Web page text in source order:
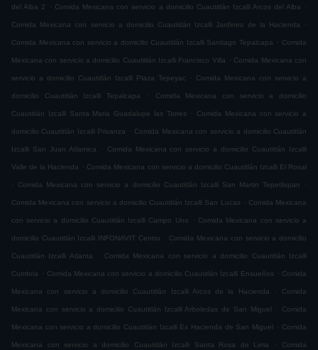
del Alba 2 . Comida Mexicana con servicio a domicilio Cuautitlán Izcalli Arcos del Alba .
Comida Mexicana con servicio a domicilio Cuautitlán Izcalli Jardines de la Hacienda .
Comida Mexicana con servicio a domicilio Cuautitlán Izcalli Santiago Tepalcapa . Comida
Mexicana con servicio a domicilio Cuautitlán Izcalli Francisco Villa . Comida Mexicana con
servicio a domicilio Cuautitlán Izcalli Plaza Tepeyac . Comida Mexicana con servicio a
domicilio Cuautitlán Izcalli Tepalcapa . Comida Mexicana con servicio a domicilio
Cuautitlán Izcalli Santa Maria Guadalupe las Torres . Comida Mexicana con servicio a
domicilio Cuautitlán Izcalli Privanza . Comida Mexicana con servicio a domicilio Cuautitlán
Izcalli San Juan Atlamica . Comida Mexicana con servicio a domicilio Cuautitlán Izcalli
Valle de la Hacienda . Comida Mexicana con servicio a domicilio Cuautitlán Izcalli El Rosal
.
Comida Mexicana con servicio a domicilio Cuautitlán Izcalli San Martin Tepetlixpan .
Comida Mexicana con servicio a domicilio Cuautitlán Izcalli San Lucas . Comida Mexicana
con servicio a domicilio Cuautitlán Izcalli Campo Uno . Comida Mexicana con servicio a
domicilio Cuautitlán Izcalli INFONAVIT Centro . Comida Mexicana con servicio a domicilio
Cuautitlán Izcalli Atlanta . Comida Mexicana con servicio a domicilio Cuautitlán Izcalli
Cumbria . Comida Mexicana con servicio a domicilio Cuautitlán Izcalli Ensueños . Comida
Mexicana con servicio a domicilio Cuautitlán Izcalli Arcos de la Hacienda . Comida
Mexicana con servicio a domicilio Cuautitlán Izcalli Arboledas de San Miguel . Comida
Mexicana con servicio a domicilio Cuautitlán Izcalli Ex Hacienda de San Miguel . Comida
Mexicana con servicio a domicilio Cuautitlán Izcalli Santa Rosa de Lima . Comida